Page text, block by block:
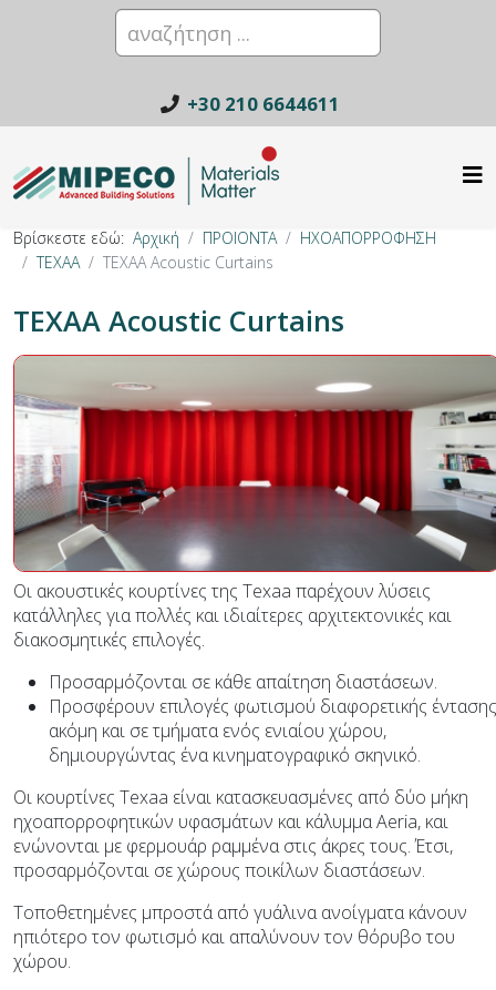
+30 210 6644611
Βρίσκεστε εδώ: Αρχική ΠΡΟΙΟΝΤΑ
ΗΧΟΑΠΟΡΡΟΦΗΣΗ
TEXAA
TEXAA Acoustic Curtains
TEXAA Acoustic Curtains
Οι ακουστικές κουρτίνες της Texaa παρέχουν λύσεις
κατάλληλες για πολλές και ιδιαίτερες αρχιτεκτονικές και
διακοσμητικές επιλογές.
Προσαρμόζονται σε κάθε απαίτηση διαστάσεων.
Προσφέρουν επιλογές φωτισμού διαφορετικής έντασης
ακόμη και σε τμήματα ενός ενιαίου χώρου,
δημιουργώντας ένα κινηματογραφικό σκηνικό.
Οι κουρτίνες Texaa είναι κατασκευασμένες από δύο μήκη
ηχοαπορροφητικών υφασμάτων και κάλυμμα Aeria, και
ενώνονται με φερμουάρ ραμμένα στις άκρες τους. Έτσι,
προσαρμόζονται σε χώρους ποικίλων διαστάσεων.
Τοποθετημένες μπροστά από γυάλινα ανοίγματα κάνουν
ηπιότερο τον φωτισμό και απαλύνουν τον θόρυβο του
χώρου.